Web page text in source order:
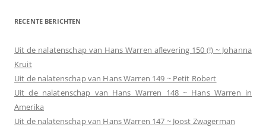
RECENTE BERICHTEN
Uit de nalatenschap van Hans Warren aflevering 150 (!) ~ Johanna
Kruit
Uit de nalatenschap van Hans Warren 149 ~ Petit Robert
Uit de nalatenschap van Hans Warren 148 ~ Hans Warren in
Amerika
Uit de nalatenschap van Hans Warren 147 ~ Joost Zwagerman